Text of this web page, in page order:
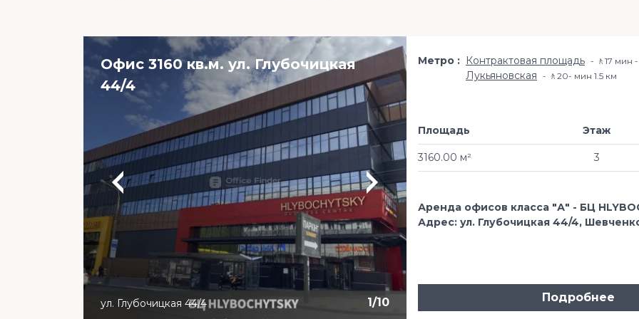
Офис 3160 кв.м. ул. Глубочицкая
44/4
1/10
ул. Глубочицкая 44/4
Метро Контрактовая площадь 🚶17 мин
Лукьяновская 🚶20- мин 1.5 км
Площадь
3160.00 м²
Этаж
3
Аренда офисов класса "А" - БЦ
Адрес: ул. Глубочицкая 44/4,
Подробнее